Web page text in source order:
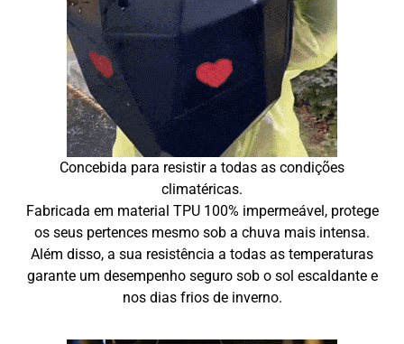
Concebida para resistir a todas as condições
climatéricas.
Fabricada em material TPU 100% impermeável, protege
os seus pertences mesmo sob a chuva mais intensa.
Além disso, a sua resistência a todas as temperaturas
garante um desempenho seguro sob o sol escaldante e
nos dias frios de inverno.